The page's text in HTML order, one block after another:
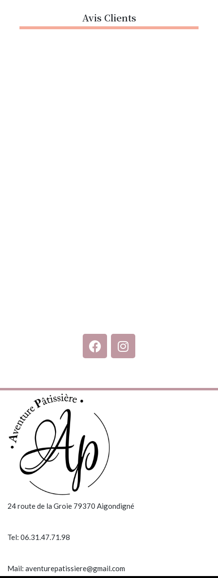
Avis Clients
24 route de la Groie 79370 Aigondigné
Tel: 06.31.47.71.98
Mail: aventurepatissiere@gmail.com